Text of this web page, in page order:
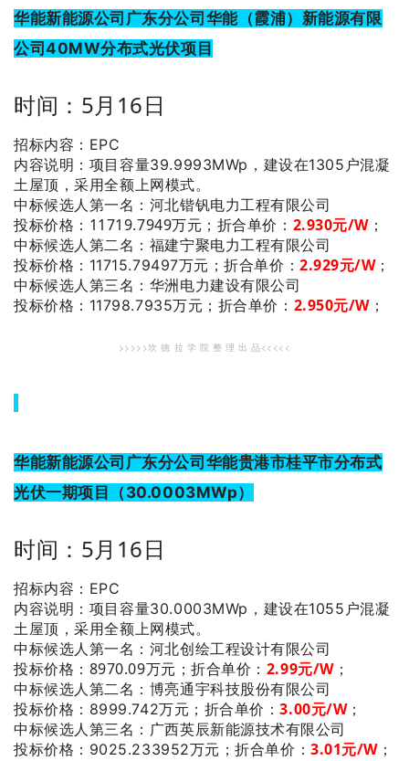
华能新能源公司广东分公司华能（霞浦）新能源有限
公司40MW分布式光伏项目
时间：5月16日
招标内容：EPC
内容说明：项目容量39.9993MWp， 建设在1305户混凝
土屋顶，采用全额上网模式。
中标候选人第一名 ：河北锴钒电力工程有限公司
投标价格：11719.7949万元； 折合单价： 2.930元/W；
中标候选人第二名 ：福建宁聚电力工程有限公司
投标价格：11715.79497万元；折合单价：2.929元/W；
中标候选人第三名 ：华洲电力建设有限公司
投标价格：11798.7935万元； 折合单价： 2.950元/W；
>>>>>坎 德 拉 学 院 整 理 出 品<<<<<
华能新能源公司广东分公司华能贵港市桂平市分布式
光伏一期项目（30.0003MWp）
时间：5月16日
招标内容：EPC
内容说明：项目容量30.0003MWp，建设在1055户混凝
土屋顶，采用全额上网模式。
中标候选人第一名 ：河北创绘工程设计有限公司
投标价格：8970.09万元；折合单价： 2.99元/W；
中标候选人第二名 ：博亮通宇科技股份有限公司
投标价格：8999.742万元； 折合单价：3.00元/W；
中标候选人第三名 ：广西英辰新能源技术有限公司
投标价格：9025.233952万元；折合单价：3.01元/W；